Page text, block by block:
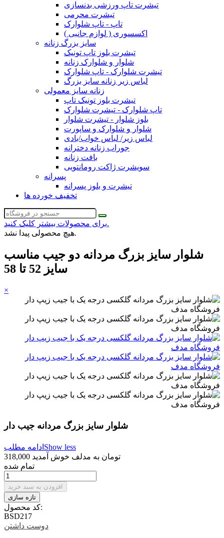
تیشرت تاپ ورزشی بدنسازی
تیشرت محرمی
تاپ - تاپ شلوارک
اکسسوری ( لوازم جانبی )
سایز بزرگ زنانه
تیشرت بلوز تاپ تونیک
شلوار و شلوارک زنانه
تیشرت شلوارک - تاپ شلوارک
لباس زیر زنانه سایز بزرگ
زنانه سایز معمولی
تیشرت بلوز تونیک تاپ
تاپ شلوارک - تیشرت شلوارک
بلوز شلوار - تیشرت شلوار
شلوار و شلوارک و ساپورت
لباس زیر/ لباس خواب/بادی
جوراب زنانه دخترانه
بافت زنانه
سویشرت ژاکت رومانتویی
پسرانه
تیشرت و بلوز پسرانه
تخفیف خورده ها
برای محصولات بیشتر کلیک کنید.
هیچ محصولی پیدا نشد.
شلوار سایز بزرگ مردانه دو جیب مناسب
سایز 52 تا 58
×
شلوار سایز بزرگ مردانه جیب دار
ادامه مطلب Show less
318,000 تومان به مدلف خوش آمدید
تمام شده
افزودن به سبد خرید
کد محصول:
BSD217
دوست داشتن